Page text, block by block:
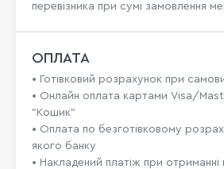
перевізника при сумі замовлення
ОПЛАТА
• Готівковий розрахунок при
• Онлайн оплата картами Visa/
"Кошик"
• Оплата по безготівковому
якого банку
• Накладений платіж при отриманні